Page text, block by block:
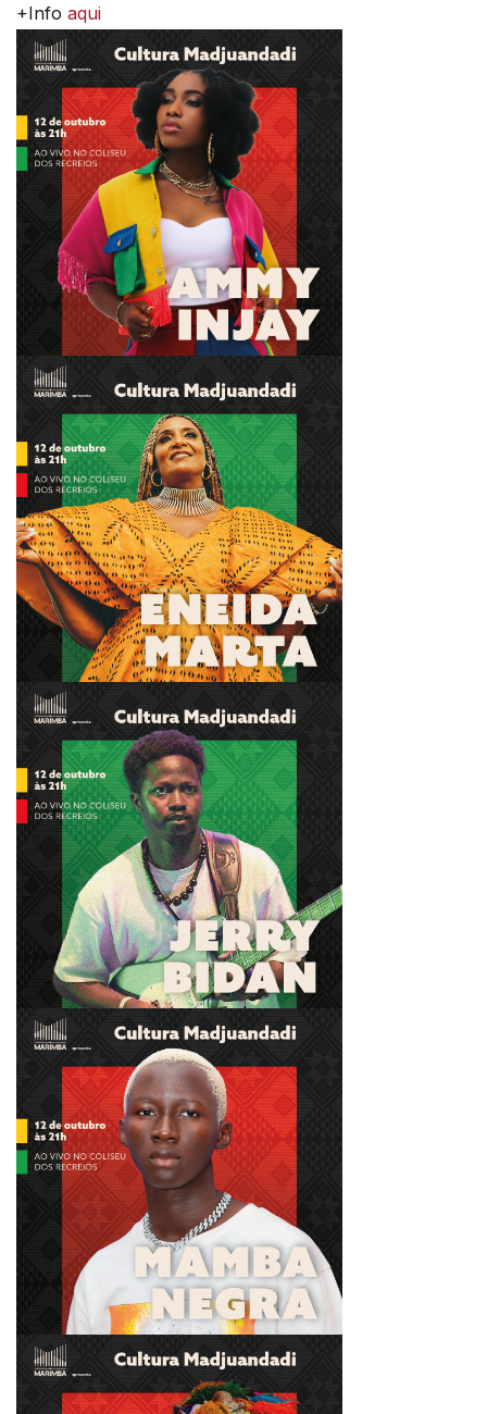
+Info aqui